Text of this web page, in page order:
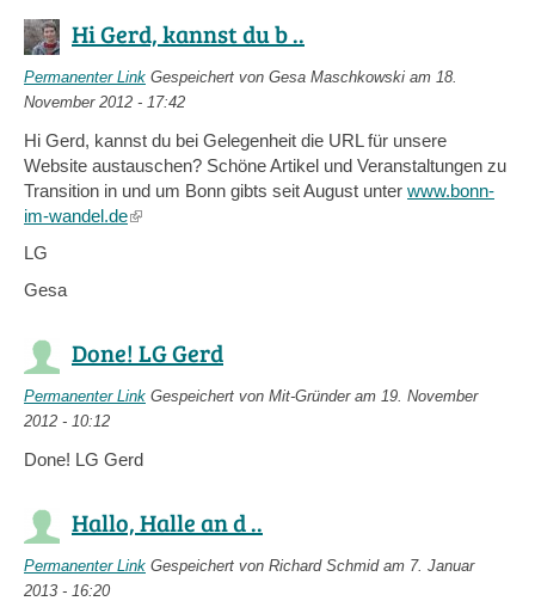
Hi Gerd, kannst du b ..
Permanenter Link Gespeichert von Gesa Maschkowski am 18.
November 2012 - 17:42
Hi Gerd, kannst du bei Gelegenheit die URL für unsere
Website austauschen? Schöne Artikel und Veranstaltungen zu
Transition in und um Bonn gibts seit August unter www.bonn-
im-wandel.de(link
LG
Gesa
Done! LG Gerd
Permanenter Link Gespeichert von Mit-Gründeram 19. November
2012 - 10:12
Done! LG Gerd
Hallo, Halle an d ..
Permanenter Link Gespeichert von Richard Schmidam 7. Januar
2013 - 16:20